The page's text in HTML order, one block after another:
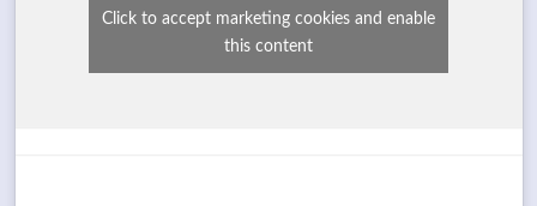
Click to accept marketing cookies and enable
this content